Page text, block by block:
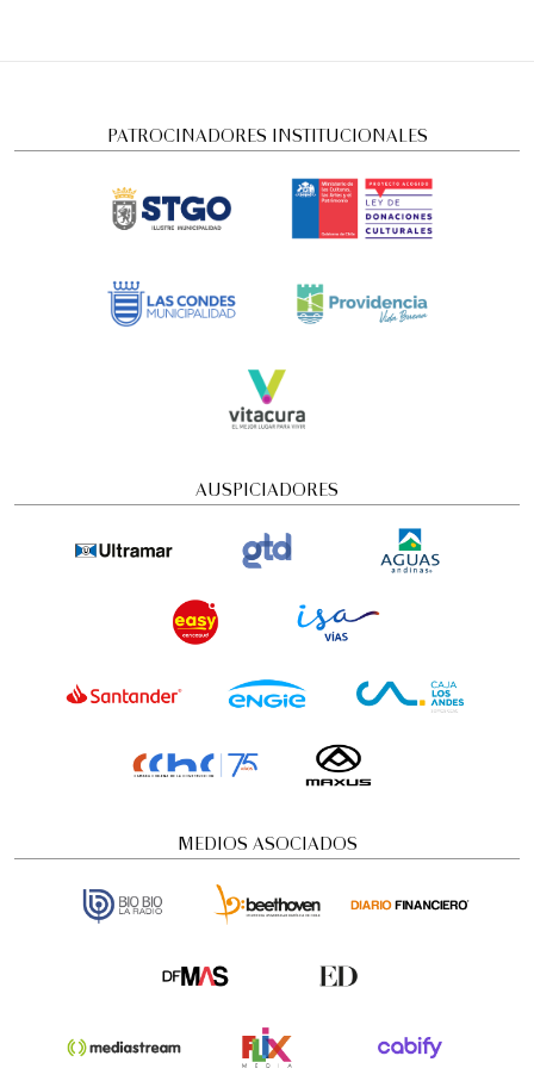
PATROCINADORES INSTITUCIONALES
AUSPICIADORES
MEDIOS ASOCIADOS